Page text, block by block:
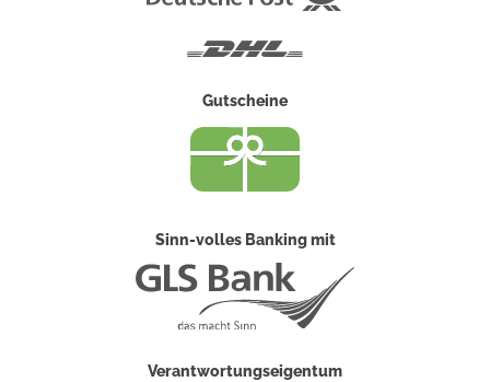
Gutscheine
Sinn-volles Banking mit
Verantwortungseigentum